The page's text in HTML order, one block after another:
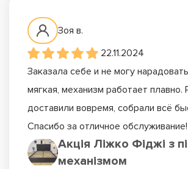
Зоя в.
22.11.2024
Заказала себе и не могу
мягкая, механизм работает плавно.
доставили вовремя, собрали всё
Спасибо за отличное обслуживание!
Акція Ліжко Фіджі з
механізмом